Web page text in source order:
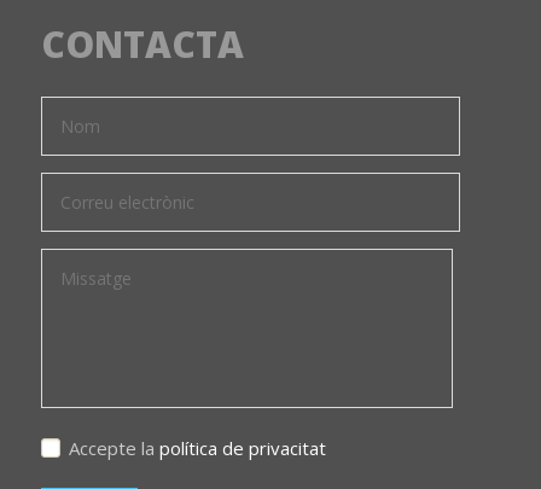
CONTACTA
Accepte la política de privacitat